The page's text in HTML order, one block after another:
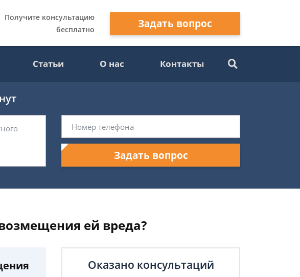
Получите консультацию
бесплатно
Задать вопрос
Статьи О нас Контакты
Задать вопрос
ей вреда?
Оказано консультаций